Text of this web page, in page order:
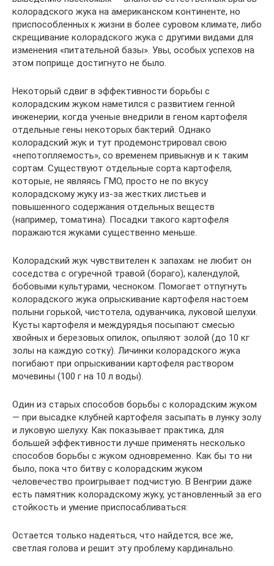
колорадского жука на американском континенте, но
приспособленных к жизни в более суровом климате, либо
скрещивание колорадского жука с другими видами для
изменения «питательной базы». Увы, особых успехов на
этом поприще достигнуто не было.
Некоторый сдвиг в эффективности борьбы с
колорадским жуком наметился с развитием генной
инженерии, когда ученые внедрили в геном картофеля
отдельные гены некоторых бактерий. Однако
колорадский жук и тут продемонстрировал свою
«непотопляемость», со временем привыкнув и к таким
сортам. Существуют отдельные сорта картофеля,
которые, не являясь ГМО, просто не по вкусу
колорадскому жуку из-за жестких листьев и
повышенного содержания отдельных веществ
(например, томатина). Посадки такого картофеля
поражаются жуками существенно меньше.
Колорадский жук чувствителен к запахам: не любит он
соседства с огуречной травой (бораго), календулой,
бобовыми культурами, чесноком. Помогает отпугнуть
колорадского жука опрыскивание картофеля настоем
полыни горькой, чистотела, одуванчика, луковой шелухи.
Кусты картофеля и междурядья посыпают смесью
хвойных и березовых опилок, опыляют золой (до 10 кг
золы на каждую сотку). Личинки колорадского жука
погибают при опрыскивании картофеля раствором
мочевины (100 г на 10 л воды).
Один из старых способов борьбы с колорадским жуком
— при высадке клубней картофеля засыпать в лунку золу
и луковую шелуху. Как показывает практика, для
большей эффективности лучше применять несколько
способов борьбы с жуком одновременно. Как бы то ни
было, пока что битву с колорадским жуком
человечество проигрывает подчистую. В Венгрии даже
есть памятник колорадскому жуку, установленный за его
стойкость и умение приспосабливаться:
Остается только надеяться, что найдется, все же,
светлая голова и решит эту проблему кардинально.